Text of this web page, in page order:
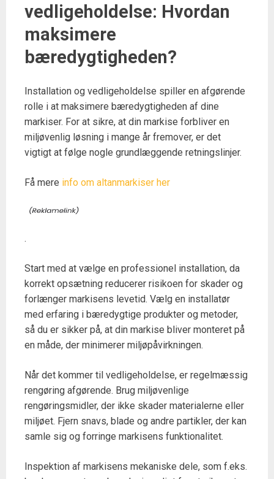
vedligeholdelse: Hvordan
maksimere
bæredygtigheden?
Installation og vedligeholdelse spiller en afgørende
rolle i at maksimere bæredygtigheden af dine
markiser. For at sikre, at din markise forbliver en
miljøvenlig løsning i mange år fremover, er det
vigtigt at følge nogle grundlæggende retningslinjer.
Få mere info om altanmarkiser her
.
Start med at vælge en professionel installation, da
korrekt opsætning reducerer risikoen for skader og
forlænger markisens levetid. Vælg en installatør
med erfaring i bæredygtige produkter og metoder,
så du er sikker på, at din markise bliver monteret på
en måde, der minimerer miljøpåvirkningen.
Når det kommer til vedligeholdelse, er regelmæssig
rengøring afgørende. Brug miljøvenlige
rengøringsmidler, der ikke skader materialerne eller
miljøet. Fjern snavs, blade og andre partikler, der kan
samle sig og forringe markisens funktionalitet.
Inspektion af markisens mekaniske dele, som f.eks.